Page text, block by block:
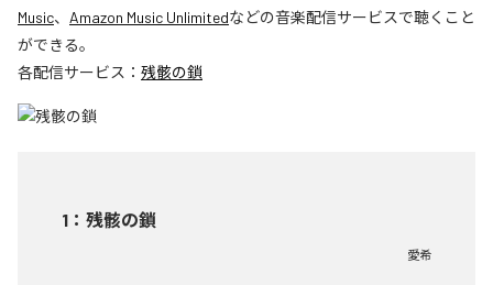
Music、 Amazon Music Unlimitedなどの音楽配信サービスで聴くこと
ができる。
各配信サービス： 残骸の鎖
1 ： 残骸の鎖
愛希